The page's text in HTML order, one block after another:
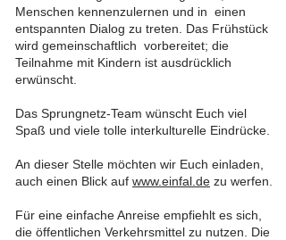
Menschen kennenzulernen und in einen
entspannten Dialog zu treten. Das Frühstück
wird gemeinschaftlich vorbereitet; die
Teilnahme mit Kindern ist ausdrücklich
erwünscht.
Das Sprungnetz-Team wünscht Euch viel
Spaß und viele tolle interkulturelle Eindrücke.
An dieser Stelle möchten wir Euch einladen,
auch einen Blick auf www.einfal.de zu werfen.
Für eine einfache Anreise empfiehlt es sich,
die öffentlichen Verkehrsmittel zu nutzen. Die